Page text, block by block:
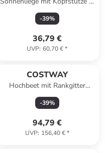
Blau
-39%
36,79 €
UVP: 60,70 €*
COSTWAY
Hochbeet mit Rankgitter
200x44x114cm in Orange
-39%
94,79 €
UVP: 156,40 €*